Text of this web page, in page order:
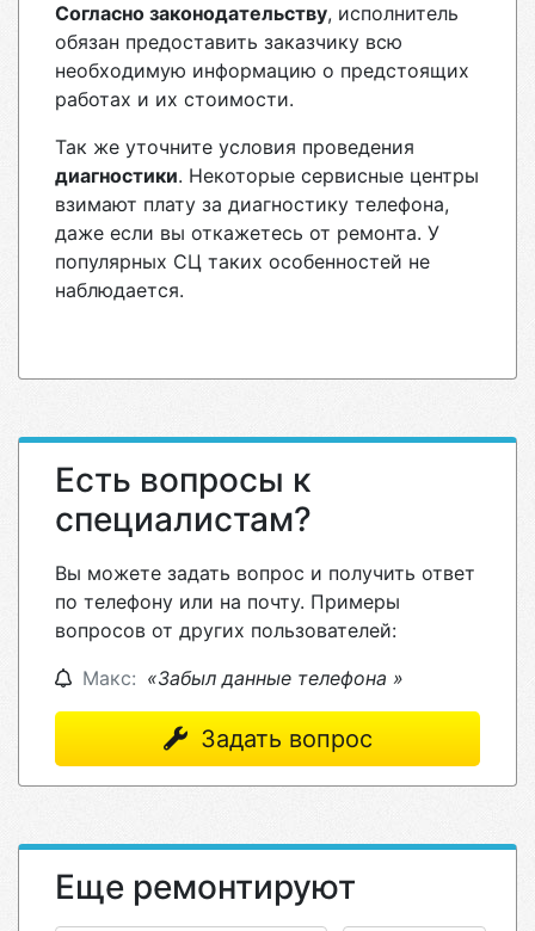
Согласно законодательству, исполнитель
обязан предоставить заказчику всю
необходимую информацию о предстоящих
работах и их стоимости.
Так же уточните условия проведения
диагностики. Некоторые сервисные центры
взимают плату за диагностику телефона,
даже если вы откажетесь от ремонта. У
популярных СЦ таких особенностей не
наблюдается.
Есть вопросы к
специалистам?
Вы можете задать вопрос и получить ответ
по телефону или на почту. Примеры
вопросов от других пользователей:
Макс: «Забыл данные телефона »
Задать вопрос
Еще ремонтируют